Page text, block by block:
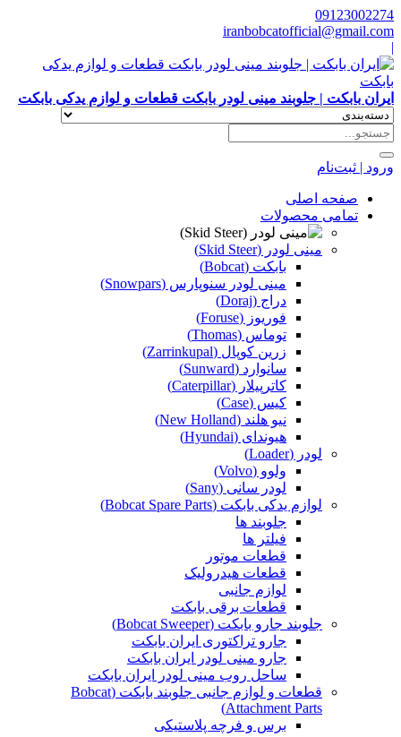
09123002274
iranbobcatofficial@gmail.com
|
ایران بابکت | جلوبند مینی لودر بابکت قطعات و لوازم یدکی بابکت
ورود | ثبت‌نام
صفحه اصلی
تمامی محصولات
مینی لودر (Skid Steer)
بابکت (Bobcat)
مینی لودر سنوپارس (Snowpars)
دراج (Doraj)
فوریوز (Foruse)
توماس (Thomas)
زرین کوپال (Zarrinkupal)
سانوارد (Sunward)
کاترپیلار (Caterpillar)
کیس (Case)
نیو هلند (New Holland)
هیوندای (Hyundai)
لودر (Loader)
ولوو (Volvo)
لودر سانی (Sany)
لوازم یدکی بابکت (Bobcat Spare Parts)
جلوبند ها
فیلتر ها
قطعات موتور
قطعات هیدرولیک
لوازم جانبی
قطعات برقی بابکت
جلوبند جارو بابکت (Bobcat Sweeper)
جارو تراکتوری ایران بابکت
جارو مینی لودر ایران بابکت
ساحل روب مینی لودر ایران بابکت
قطعات و لوازم جانبی جلوبند بابکت (Bobcat
Attachment Parts)
برس و فرچه پلاستیکی